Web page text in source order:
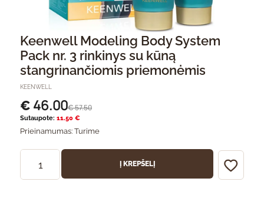
Keenwell Modeling Body System
Pack nr. 3 rinkinys su kūną
stangrinančiomis priemonėmis
KEENWELL
€ 46.00€57.50
Sutaupote: 11.50 €
Prieinamumas: Turime
Į KREPŠELĮ